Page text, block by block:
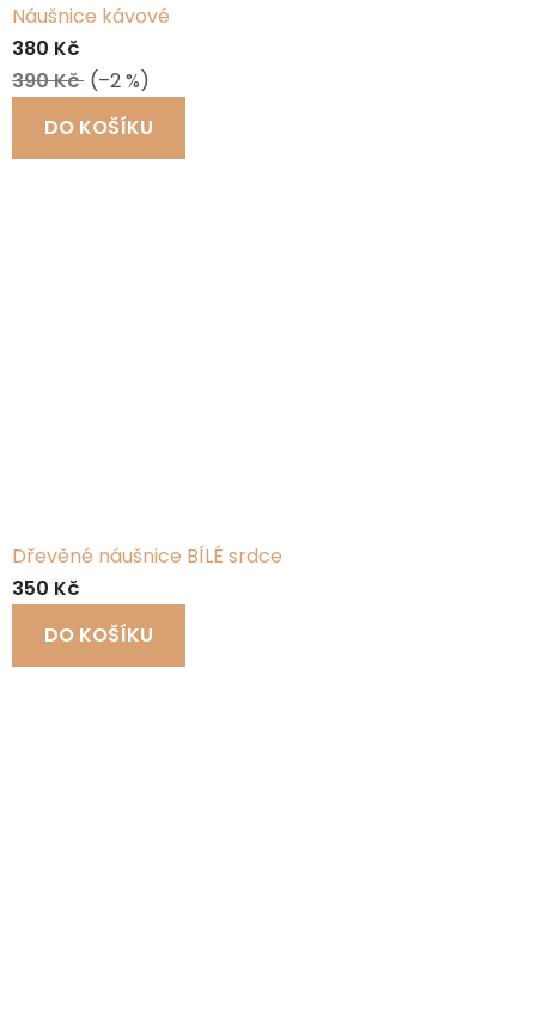
Náušnice kávové
380 Kč
390 Kč (–2 %)
DO KOŠÍKU
Dřevěné náušnice BÍLÉ srdce
350 Kč
DO KOŠÍKU